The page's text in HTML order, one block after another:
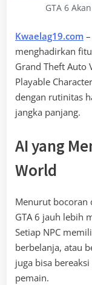
GTA 6
Kwaelag19.com
menghadirkan
Grand Theft Auto
Playable
dengan rutinitas
jangka panjang.
AI yang
World
Menurut bocoran
GTA 6 jauh lebih
Setiap NPC
berbelanja, atau
juga bisa
pemain.